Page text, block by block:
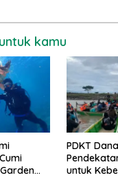
kamu
PDKT
untuk